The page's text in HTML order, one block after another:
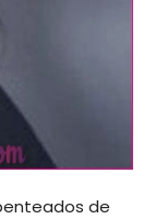
de